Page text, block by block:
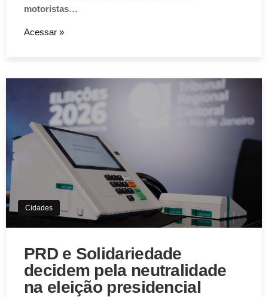
motoristas…
Acessar »
Cidades
PRD e Solidariedade
decidem pela neutralidade
na eleição presidencial